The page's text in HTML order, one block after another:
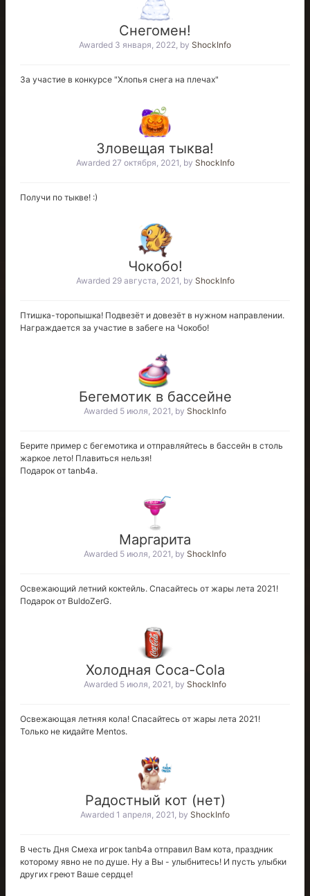
Снегомен!
Awarded 3 января, 2022, by ShockInfo
За участие в конкурсе "Хлопья снега на плечах"
Зловещая тыква!
Awarded 27 октября, 2021, by ShockInfo
Получи по тыкве! :)
Чокобо!
Awarded 29 августа, 2021, by ShockInfo
Птишка-торопышка! Подвезёт и довезёт в нужном направлении.
Награждается за участие в забеге на Чокобо!
Бегемотик в бассейне
Awarded 5 июля, 2021, by ShockInfo
Берите пример с бегемотика и отправляйтесь в бассейн в столь
жаркое лето! Плавиться нельзя!
Подарок от tanb4a.
Маргарита
Awarded 5 июля, 2021, by ShockInfo
Освежающий летний коктейль. Спасайтесь от жары лета 2021!
Подарок от BuldoZerG.
Холодная Coca-Cola
Awarded 5 июля, 2021, by ShockInfo
Освежающая летняя кола! Спасайтесь от жары лета 2021!
Только не кидайте Mentos.
Радостный кот (нет)
Awarded 1 апреля, 2021, by ShockInfo
В честь Дня Смеха игрок tanb4a отправил Вам кота, праздник
которому явно не по душе. Ну а Вы - улыбнитесь! И пусть улыбки
других греют Ваше сердце!